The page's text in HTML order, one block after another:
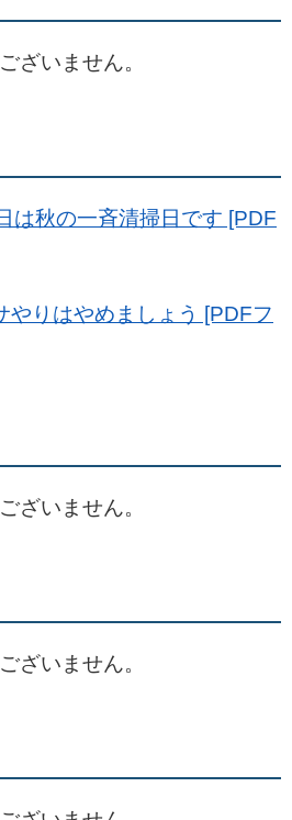
ざいません。​​
は秋の一斉清掃日です [PDF
やりはやめましょう [PDFフ
ざいません。
ざいません。